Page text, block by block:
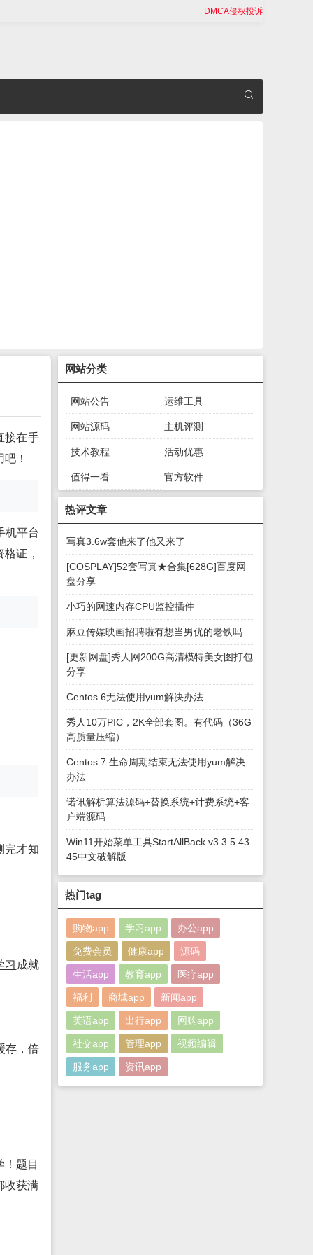
DMCA侵权投诉
接在手
！
机平台
证，
完才知
习 成就
存，倍
题目
收获满
网站分类
网站公告 运维工具
网站源码 主机评测
技术教程 活动优惠
值得一看
绿色软件
官方软件
热评文章
写真3.6w套他来了他又来了
[COSPLAY]52套写真★合集[628G]百度网
盘分享
小巧的网速内存CPU监控插件
麻豆传媒映画招聘啦有想当男优的老铁吗
[更新网盘]秀人网200G高清模特美女图打包
分享
Centos 6无法使用yum解决办法
秀人10万PIC，2K全部套图。有代码（36G
高质量压缩）
Centos 7 生命周期结束无法使用yum解决
办法
诺讯解析算法源码+替换系统+计费系统+客
户端源码
Win11开始菜单工具StartAllBack v3.3.5.43
45中文破解版
热门tag
购物app 学习app 办公app
免费会员 健康app 源码
生活app 教育app 医疗app
福利 商城app 新闻app
英语app 出行app 网购app
社交app 管理app 视频编辑
服务app 资讯app